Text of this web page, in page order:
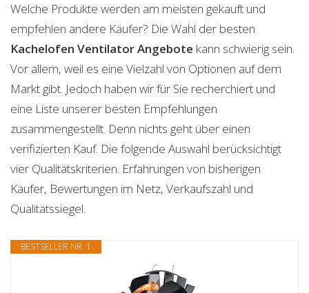
Welche Produkte werden am meisten gekauft und
empfehlen andere Käufer? Die Wahl der besten
Kachelofen VentilatorAngebote kann schwierig sein.
Vor allem, weil es eine Vielzahl von Optionen auf dem
Markt gibt. Jedoch haben wir für Sie recherchiert und
eine Liste unserer besten Empfehlungen
zusammengestellt. Denn nichts geht über einen
verifizierten Kauf. Die folgende Auswahl berücksichtigt
vier Qualitätskriterien. Erfahrungen von bisherigen
Käufer, Bewertungen im Netz, Verkaufszahl und
Qualitätssiegel.
BESTSELLER NR. 1